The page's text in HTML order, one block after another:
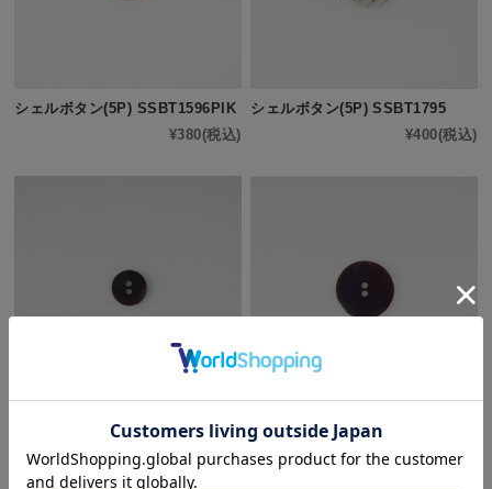
シェルボタン(5P) SSBT1596PIK
¥380(税込)
シェルボタン(5P) SSBT1795
¥400(税込)
シェルボタン(10P) SSBT1914
シェルボタン(5P) SSBT1937